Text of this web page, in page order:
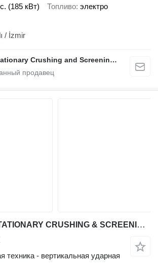
(185 кВт) Топливо электро
/ İzmir
FABO Mobile & Stationary Crushing and Screening Plants | Concrete Batching Plants Manufacturer
Fabo 750 T/H STATIONARY CRUSHING & SCREENING PLANT
техника - вертикальная ударная